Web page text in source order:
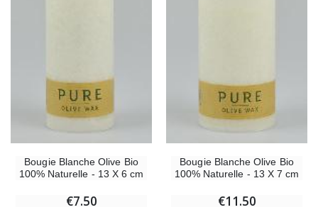
Bougie Blanche Olive Bio
100% Naturelle - 13 X 6 cm
€7.50
Bougie Blanche Olive Bio
100% Naturelle - 13 X 7 cm
€11.50